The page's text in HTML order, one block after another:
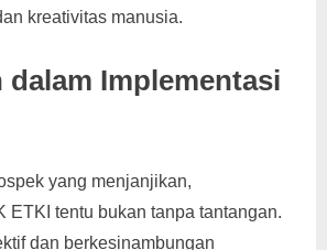
kreativitas manusia.
dalam Implementasi
yang menjanjikan,
ETKI tentu bukan tanpa tantangan.
dan berkesinambungan